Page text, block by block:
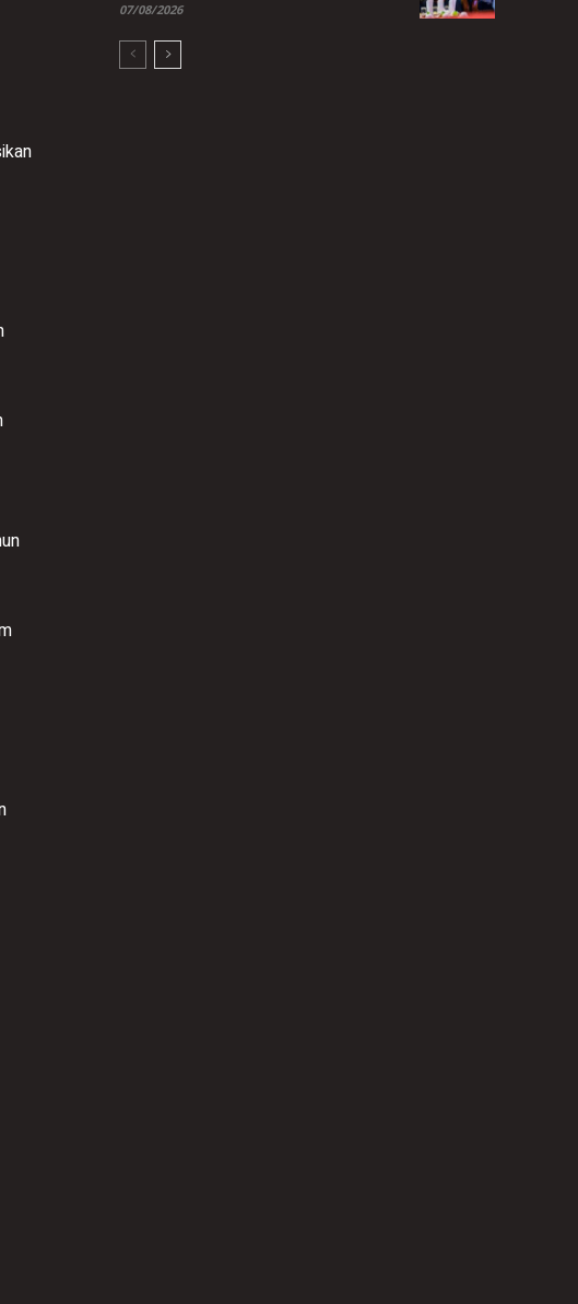
07/08/2026